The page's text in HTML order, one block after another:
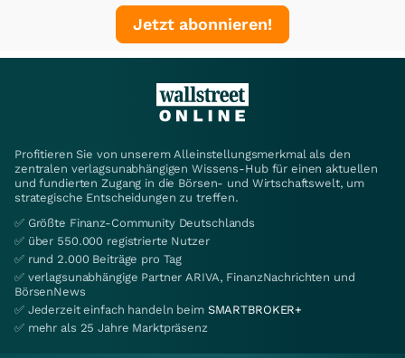
Jetzt abonnieren!
Profitieren Sie von unserem Alleinstellungsmerkmal als den
zentralen verlagsunabhängigen Wissens-Hub für einen aktuellen
und fundierten Zugang in die Börsen- und Wirtschaftswelt, um
strategische Entscheidungen zu treffen.
✅ Größte Finanz-Community Deutschlands
✅ über 550.000 registrierte Nutzer
✅ rund 2.000 Beiträge pro Tag
✅ verlagsunabhängige Partner ARIVA, FinanzNachrichten und
BörsenNews
✅ Jederzeit einfach handeln beim SMARTBROKER+
✅ mehr als 25 Jahre Marktpräsenz